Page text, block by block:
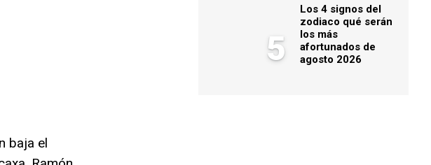
baja el
5
Los 4 signos del
zodiaco qué serán
los más
afortunados de
agosto 2026